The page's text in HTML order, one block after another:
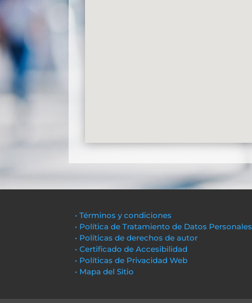
• Términos y condiciones
• Política de Tratamiento de Datos Personales
• Políticas de derechos de autor
• Certificado de Accesibilidad
• Políticas de Privacidad Web
• Mapa del Sitio